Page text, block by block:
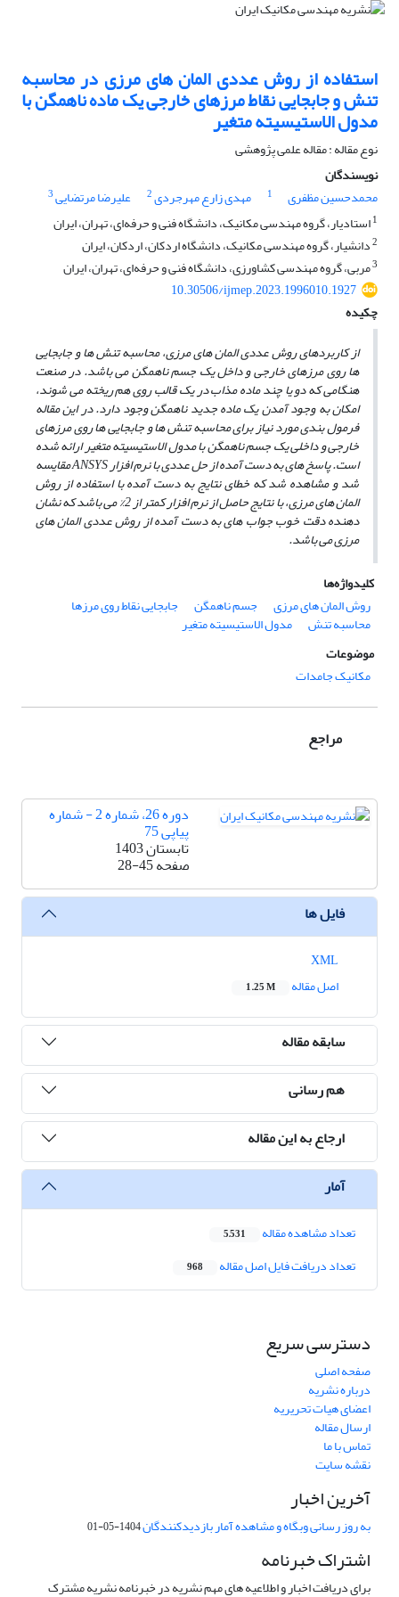
استفاده از روش عددی المان های مرزی در محاسبه
تنش و جابجایی نقاط مرزهای خارجی یک ماده ناهمگن با
مدول الاستیسیته متغیر
نوع مقاله : مقاله علمی پژوهشی
نویسندگان
محمدحسین مظفری
1 مهدی زارع مهرجردی2 علیرضا مرتضایی3
1استادیار، گروه مهندسی مکانیک، دانشگاه فنی و حرفه‌ای، تهران، ایران
2دانشیار، گروه مهندسی مکانیک، دانشگاه اردکان، اردکان، ایران
3مربی، گروه مهندسی کشاورزی، دانشگاه فنی و حرفه‌ای، تهران، ایران
10.30506/ijmep.2023.1996010.1927
چکیده
از کاربردهای روش عددی المان های مرزی، محاسبه تنش ها و جابجایی
ها روی مرزهای خارجی و داخل یک جسم ناهمگن می باشد. در صنعت
هنگامی که دو یا چند ماده مذاب در یک قالب روی هم ریخته می شوند،
امکان به وجود آمدن یک ماده جدید ناهمگن وجود دارد. در این مقاله
فرمول بندی مورد نیاز برای محاسبه تنش ها و جابجایی ها روی مرزهای
خارجی و داخلی یک جسم ناهمگن با مدول الاستیسیته متغیر ارائه شده
است. پاسخ های به دست آمده از حل عددی با نرم افزار ANSYS‌ مقایسه
شد و مشاهده شد که خطای نتایج به دست آمده با استفاده از روش
المان های مرزی، با نتایج حاصل از نرم افزار کمتر از 2% می باشد که نشان
دهنده دقت خوب جواب های به دست آمده از روش عددی المان های
مرزی می باشد.
کلیدواژه‌ها
روش المان ‌های مرزی
جسم ناهمگن جابجایی نقاط روی مرزها
محاسبه تنش
مدول الاستیسیته متغیر
موضوعات
مکانیک جامدات
مراجع
دوره 26، شماره 2 - شماره
پیاپی 75
تابستان 1403
صفحه28-45
فایل ها
اصل مقاله
1.25 M
سابقه مقاله
هم رسانی
ارجاع به این مقاله
آمار
تعداد مشاهده مقاله 5,531
تعداد دریافت فایل اصل مقاله 968
دسترسی سریع
صفحه اصلی
درباره نشریه
اعضای هیات تحریریه
ارسال مقاله
تماس با ما
نقشه سایت
آخرین اخبار
به روز رسانی وبگاه و مشاهده آمار بازدیدکنندگان1404-05-01
اشتراک خبرنامه
برای دریافت اخبار و اطلاعیه های مهم نشریه در خبرنامه نشریه مشترک